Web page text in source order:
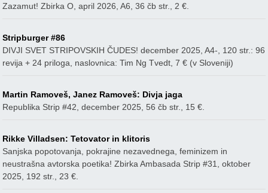
Zazamut! Zbirka O, april 2026, A6, 36 čb str., 2 €.
Stripburger #86
DIVJI SVET STRIPOVSKIH ČUDES! december 2025, A4-, 120 str.: 96
revija + 24 priloga, naslovnica: Tim Ng Tvedt, 7 € (v Sloveniji)
Martin Ramoveš, Janez Ramoveš: Divja jaga
Republika Strip #42, december 2025, 56 čb str., 15 €.
Rikke Villadsen: Tetovator in klitoris
Sanjska popotovanja, pokrajine nezavednega, feminizem in
neustrašna avtorska poetika! Zbirka Ambasada Strip #31, oktober
2025, 192 str., 23 €.